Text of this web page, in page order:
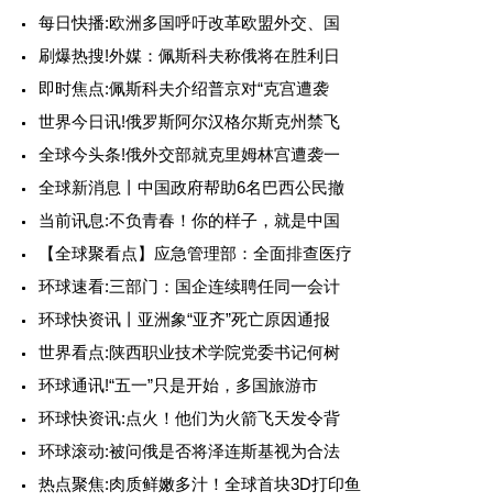
每日快播:欧洲多国呼吁改革欧盟外交、国
刷爆热搜!外媒：佩斯科夫称俄将在胜利日
即时焦点:佩斯科夫介绍普京对“克宫遭袭
世界今日讯!俄罗斯阿尔汉格尔斯克州禁飞
全球今头条!俄外交部就克里姆林宫遭袭一
全球新消息丨中国政府帮助6名巴西公民撤
当前讯息:不负青春！你的样子，就是中国
【全球聚看点】应急管理部：全面排查医疗
环球速看:三部门：国企连续聘任同一会计
环球快资讯丨亚洲象“亚齐”死亡原因通报
世界看点:陕西职业技术学院党委书记何树
环球通讯!“五一”只是开始，多国旅游市
环球快资讯:点火！他们为火箭飞天发令背
环球滚动:被问俄是否将泽连斯基视为合法
热点聚焦:肉质鲜嫩多汁！全球首块3D打印鱼